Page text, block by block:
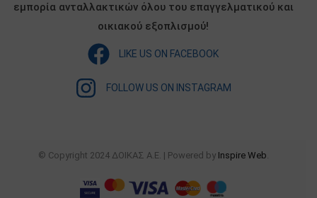
εμπορία ανταλλακτικών όλου του επαγγελματικού και
οικιακού εξοπλισμού!
LIKE US ON FACEBOOK
FOLLOW US ON INSTAGRAM
© Copyright 2024 ΔΟΙΚΑΣ Α.Ε. | Powered by Inspire Web.